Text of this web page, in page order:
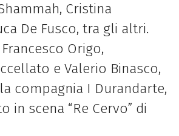
Cristina
De Fusco, tra gli altri.
Origo,
e Valerio Binasco,
compagnia I Durandarte,
in scena “Re Cervo” di